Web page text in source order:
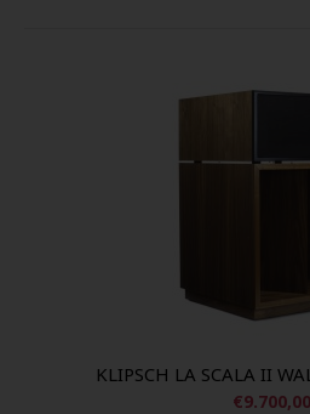
KLIPSCH LA SCALA II
€9.700,00